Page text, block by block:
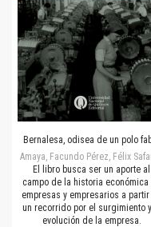
Bernalesa, odisea de un polo
Amaya, Facundo Pérez, Félix
El libro busca ser un aporte al
campo de la historia económica
empresas y empresarios a
un recorrido por el surgimiento
evolución de la empresa.